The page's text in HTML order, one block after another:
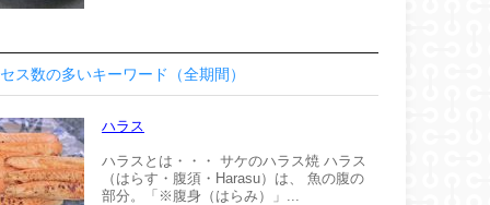
ス数の多いキーワード（全期間）
ハラス
ハラスとは・・・ サケのハラス焼 ハラス
（はらす・腹須・Harasu）は、 魚の腹の
部分。「※腹身（はらみ）」...